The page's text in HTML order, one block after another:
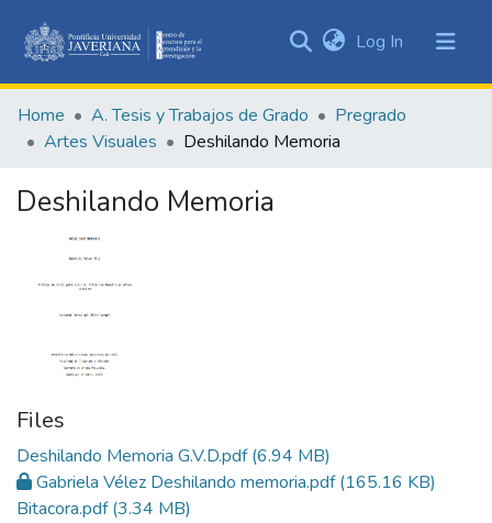
&
Collections
Statistics
Log In (current)
Home A. Tesis y Trabajos de Grado
Pregrado
Artes Visuales
Deshilando Memoria
Deshilando Memoria
Files
Deshilando Memoria G.V.D.pdf(6.94 MB)
Gabriela Vélez Deshilando memoria.pdf(165.16 KB)
Bitacora.pdf(3.34 MB)